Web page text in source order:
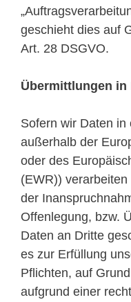
geschieht dies auf
Art. 28 DSGVO.
Übermittlungen in
Sofern wir Daten in
außerhalb der
oder des
(EWR))
der
Offenlegung, bzw.
Daten an Dritte
es zur Erfüllung
Pflichten, auf
aufgrund einer